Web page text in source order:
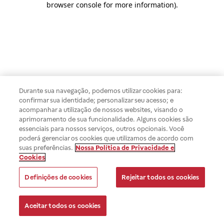
browser console for more information).
Durante sua navegação, podemos utilizar cookies para:
confirmar sua identidade; personalizar seu acesso; e
acompanhar a utilização de nossos websites, visando o
aprimoramento de sua funcionalidade. Alguns cookies são
essenciais para nossos serviços, outros opcionais. Você
poderá gerenciar os cookies que utilizamos de acordo com
suas preferências. Nossa Política de Privacidade e
Cookies
Definições de cookies Rejeitar todos os cookies
Aceitar todos os cookies